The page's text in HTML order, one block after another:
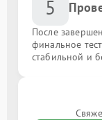
5
После
финальное
стабильной и